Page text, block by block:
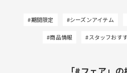
#期間限定 #シーズンアイテム
#商品情報 #スタッフおす